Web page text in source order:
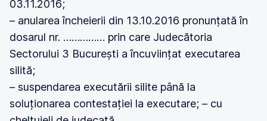
03.11.2016;
– anularea încheierii din 13.10.2016 pronunțată în
dosarul nr. …………… prin care Judecătoria
Sectorului 3 București a încuviințat executarea
silită;
– suspendarea executării silite până la
soluționarea contestației la executare; – cu